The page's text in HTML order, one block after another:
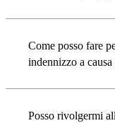
Come posso fare
indennizzo a
Posso rivolgermi